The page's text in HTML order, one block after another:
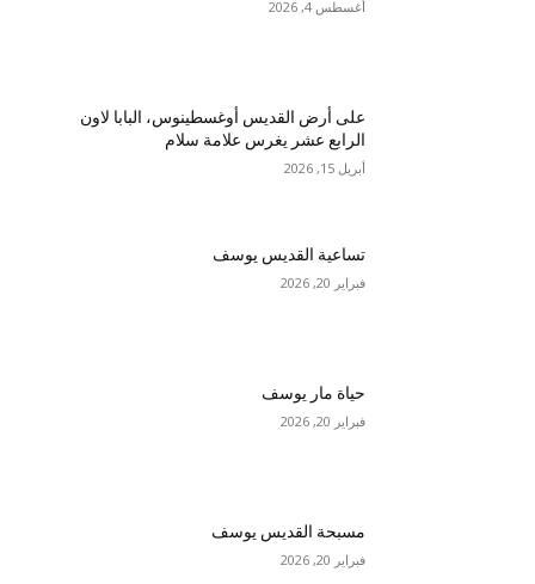
أغسطس 4, 2026
على أرض القديس أوغسطينوس، البابا لاون
الرابع عشر يغرس علامة سلام
أبريل 15, 2026
تساعية القديس يوسف
فبراير 20, 2026
حياة مار يوسف
فبراير 20, 2026
مسبحة القديس يوسف
فبراير 20, 2026